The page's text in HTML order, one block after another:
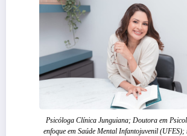
Psicóloga Clínica Junguiana; Doutora em
enfoque em Saúde Mental Infantojuvenil (UFES);